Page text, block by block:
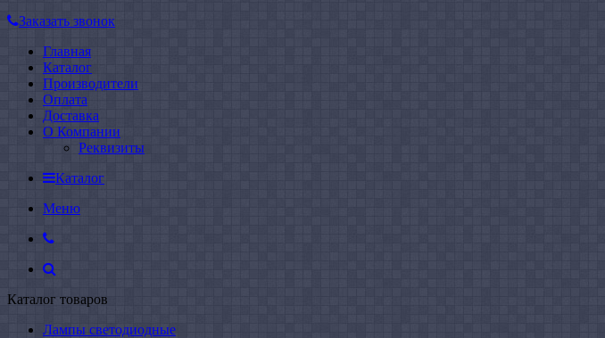
Заказать звонок
Главная
Каталог
Производители
Оплата
Доставка
О Компании
Реквизиты
Каталог
Меню
Каталог товаров
Лампы светодиодные